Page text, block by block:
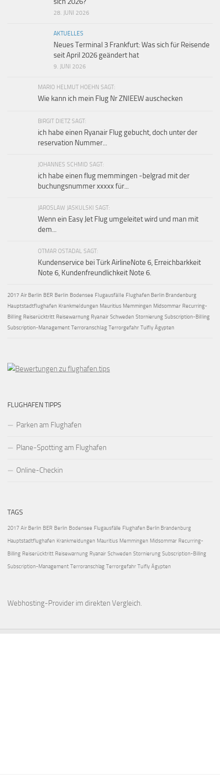
28. JUNI 2026
AKTUELLES
Neues Terminal 3 Frankfurt: Was sich für Reisende
seit April 2026 geändert hat
9. JUNI 2026
MARIO HELMUT HOEHN SAGT:
Wie kann ich mein Flug Nr ZNIEEW auschecken
BIRGIT DIETZ SAGT:
ich habe einen Ryanair Flug gebucht, doch unter der
reservation Nummer...
JOHANNES SCHMID SAGT:
ich habe einen flug memmingen -belgrad mit der
buchungsnummer xxxxx für...
JAROSLAW JASKULSKI SAGT:
Wenn ein Easy Jet Flug umgeleitet wird und man mit
dem...
OTMAR OSTADAL SAGT:
Kundenservice bei Türk AirlineNote 6, Erreichbarkkeit
Note 6, Kundenfreundlichkeit Note 6.
2017 Air Berlin BER Berlin Bodensee Flugausfälle Flughafen Berlin Brandenburg
Hauptstadtflughafen Krankmeldungen Mauritius Memmingen Midsommar Recurring-
Billing Reiserücktritt Reisewarnung Ryanair Schweden Stornierung Subscription-Billing
Subscription-Management Terroranschlag Terrorgefahr Tuifly Ägypten
FLUGHAFEN TIPPS
Parken am Flughafen
Plane-Spotting am Flughafen
Online-Checkin
TAGS
2017 Air Berlin BER Berlin Bodensee Flugausfälle Flughafen Berlin Brandenburg
Hauptstadtflughafen Krankmeldungen Mauritius Memmingen Midsommar Recurring-
Billing Reiserücktritt Reisewarnung Ryanair Schweden Stornierung Subscription-Billing
Subscription-Management Terroranschlag Terrorgefahr Tuifly Ägypten
Webhosting-Provider im direkten Vergleich.